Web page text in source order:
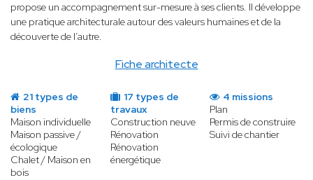
Fiche architecte
propose un accompagnement sur-mesure à ses clients. Il développe
une pratique architecturale autour des valeurs humaines et de la
découverte de l’autre.
21 types de
biens
Maison individuelle
Maison passive /
écologique
Chalet / Maison en
bois
17 types de
travaux
Construction neuve
Rénovation
Rénovation
énergétique
4 missions
Plan
Permis de construire
Suivi de chantier